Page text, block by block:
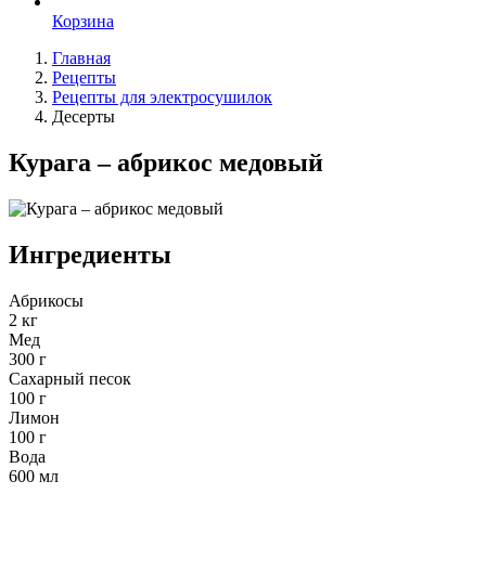
Корзина
Главная
Рецепты
Рецепты для электросушилок
Десерты
Курага – абрикос медовый
Ингредиенты
Абрикосы
2 кг
Мед
300 г
Сахарный песок
100 г
Лимон
100 г
Вода
600 мл